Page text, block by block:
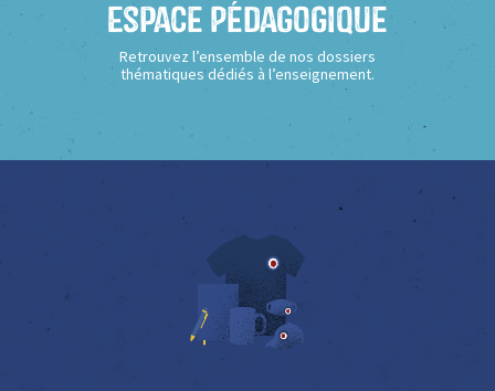
Espace Pédagogique
Retrouvez l’ensemble de nos dossiers
thématiques dédiés à l’enseignement.